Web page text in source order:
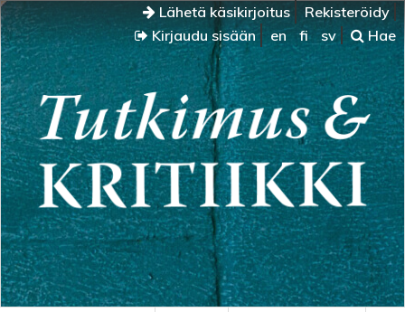
Lähetä käsikirjoitus
Rekisteröidy
Kirjaudu sisään
en fi sv Hae